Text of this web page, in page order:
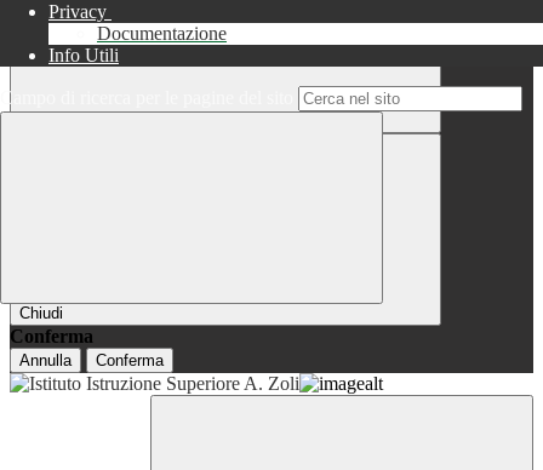
Chiudi
Conferma
Annulla Conferma
Privacy
Documentazione
Info Utili
Campo di ricerca per le pagine del sito